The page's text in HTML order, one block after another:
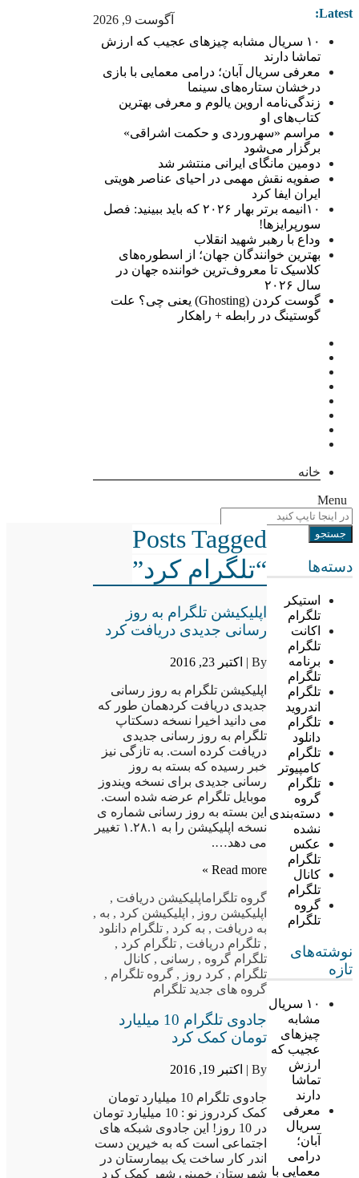
آگوست 9, 2026 Latest:
۱۰ سریال مشابه چیزهای عجیب که ارزش
تماشا دارند
معرفی سریال آبان؛ درامی معمایی با بازی
درخشان ستاره‌های سینما
زندگی‌نامه اروین یالوم و معرفی بهترین
کتاب‌های او
مراسم «سهروردی و حکمت اشراقی»
برگزار می‌شود
دومین مانگای ایرانی منتشر شد
صفویه نقش مهمی در احیای عناصر هویتی
ایران ایفا کرد
۱۰انیمه برتر بهار ۲۰۲۶ که باید ببینید: فصل
سورپرایزها!
وداع با رهبر شهید انقلاب
بهترین خوانندگان جهان؛ از اسطوره‌های
کلاسیک تا معروف‌ترین خواننده جهان در
سال ۲۰۲۶
گوست کردن (Ghosting) یعنی چی؟ علت
گوستینگ در رابطه + راهکار
خانه
Menu
دسته‌ها
استیکر
تلگرام
اکانت
تلگرام
برنامه
تلگرام
تلگرام
اندروید
تلگرام
دانلود
تلگرام
کامپیوتر
تلگرام
گروه
دسته‌بندی
نشده
عکس
تلگرام
کانال
تلگرام
گروه
تلگرام
نوشته‌های
تازه
۱۰ سریال
مشابه
چیزهای
عجیب که
ارزش
تماشا
دارند
معرفی
سریال
آبان؛
درامی
معمایی با
Posts Tagged
“تلگرام کرد”
اپلیکیشن تلگرام به روز
رسانی جدیدی دریافت کرد
By | اکتبر 23, 2016
اپلیکیشن تلگرام به روز رسانی
جدیدی دریافت کردهمان طور که
می دانید اخیرا نسخه دسکتاپ
تلگرام به روز رسانی جدیدی
دریافت کرده است. به تازگی نیز
خبر رسیده که بسته به روز
رسانی جدیدی برای نسخه ویندوز
موبایل تلگرام عرضه شده است.
این بسته به روز رسانی شماره ی
نسخه اپلیکیشن را به ۱.۲۸.۱ تغییر
می دهد….
Read more »
گروه تلگراماپلیکیشن دریافت ,
اپلیکیشن روز , اپلیکیشن کرد , به ,
به دریافت , به کرد , تلگرام دانلود
, تلگرام دریافت , تلگرام کرد ,
تلگرام گروه , رسانی , کانال
تلگرام , کرد روز , گروه تلگرام ,
گروه های جدید تلگرام
جادوی تلگرام 10 میلیارد
تومان کمک کرد
By | اکتبر 19, 2016
جادوی تلگرام 10 میلیارد تومان
کمک کردروز نو : 10 میلیارد تومان
در 10 روز! این جادوی شبکه های
اجتماعی است که به خیرین دست
اندر کار ساخت یک بیمارستان در
شهرستان خمینی شهر کمک کرد